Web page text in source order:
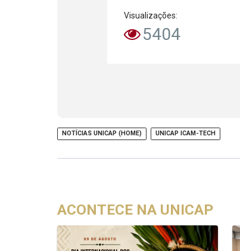
Visualizações:
5404
NOTÍCIAS UNICAP (HOME) UNICAP ICAM-TECH
ACONTECE NA UNICAP